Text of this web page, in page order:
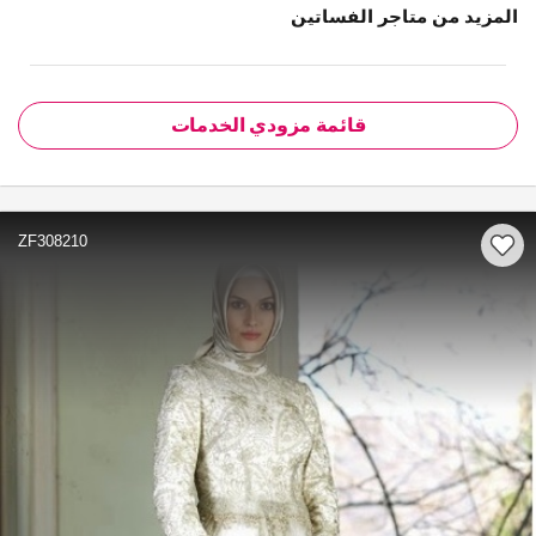
المزيد من متاجر الفساتين
قائمة مزودي الخدمات
ZF308210